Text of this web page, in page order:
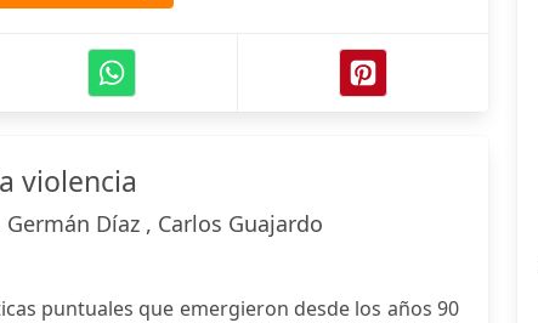
violencia
Díaz , Carlos Guajardo
puntuales que emergieron desde los años 90